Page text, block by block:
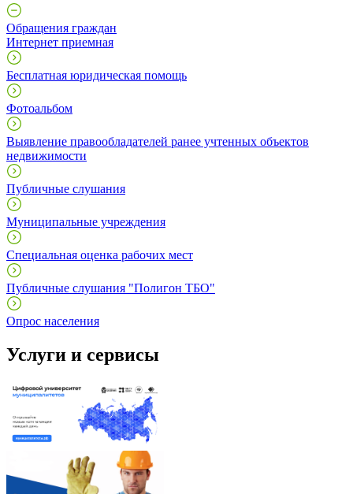
Обращения граждан
Интернет приемная
Бесплатная юридическая помощь
Фотоальбом
Выявление правообладателей ранее учтенных объектов
недвижимости
Публичные слушания
Муниципальные учреждения
Специальная оценка рабочих мест
Публичные слушания "Полигон ТБО"
Опрос населения
Услуги и сервисы